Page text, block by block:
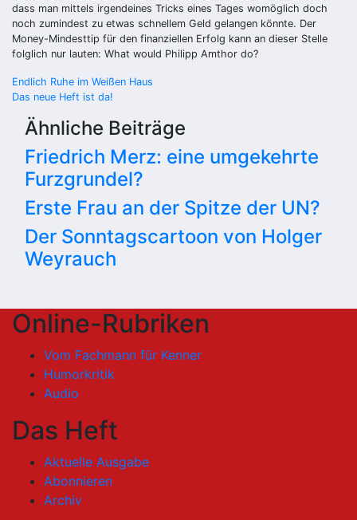
dass man mittels irgendeines Tricks eines Tages womöglich doch
noch zumindest zu etwas schnellem Geld gelangen könnte. Der
Money-Mindesttip für den finanziellen Erfolg kann an dieser Stelle
folglich nur lauten: What would Philipp Amthor do?
Beitragsnavigation
Endlich Ruhe im Weißen Haus
Das neue Heft ist da!
Ähnliche Beiträge
Friedrich Merz: eine umgekehrte
Furzgrundel?
Erste Frau an der Spitze der UN?
Der Sonntagscartoon von Holger
Weyrauch
Online-Rubriken
Vom Fachmann für Kenner
Humorkritik
Audio
Das Heft
Aktuelle Ausgabe
Abonnieren
Archiv